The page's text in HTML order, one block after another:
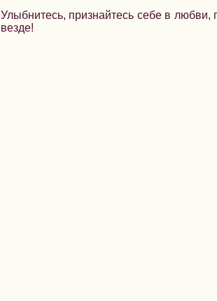
Улыбнитесь, признайтесь себе в
везде!